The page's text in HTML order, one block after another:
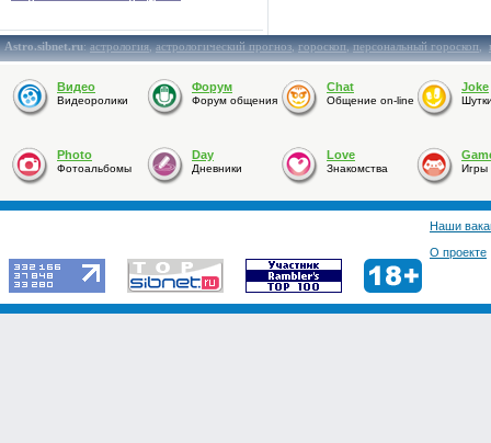
Astro.sibnet.ru:астрология,астрологический прогноз,гороскоп,персональный гороскоп,
Видео
Видеоролики
Форум
Форум общения
Chat
Общение on-line
Joke
Photo
Фотоальбомы
Day
Дневники
Love
Знакомства Игры
Наши
О проекте